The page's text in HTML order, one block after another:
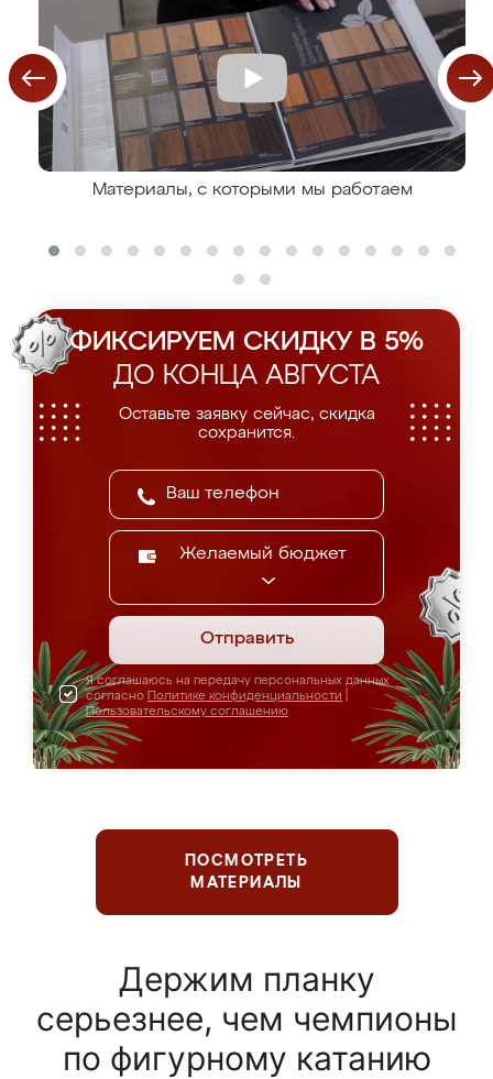
Материалы, с которыми мы работаем
ФИКСИРУЕМ СКИДКУ В 5%
ДО КОНЦА АВГУСТА
Оставьте заявку сейчас, скидка
сохранится.
Желаемый бюджет
Отправить
Я соглашаюсь на передачу персональных данных
согласно Политике конфиденциальности
Пользовательскому соглашению
ПОСМОТРЕТЬ
МАТЕРИАЛЫ
Держим планку
серьезнее, чем чемпионы
по фигурному катанию